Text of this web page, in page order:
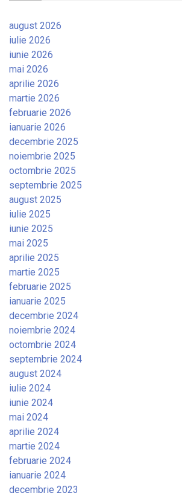
august 2026
iulie 2026
iunie 2026
mai 2026
aprilie 2026
martie 2026
februarie 2026
ianuarie 2026
decembrie 2025
noiembrie 2025
octombrie 2025
septembrie 2025
august 2025
iulie 2025
iunie 2025
mai 2025
aprilie 2025
martie 2025
februarie 2025
ianuarie 2025
decembrie 2024
noiembrie 2024
octombrie 2024
septembrie 2024
august 2024
iulie 2024
iunie 2024
mai 2024
aprilie 2024
martie 2024
februarie 2024
ianuarie 2024
decembrie 2023